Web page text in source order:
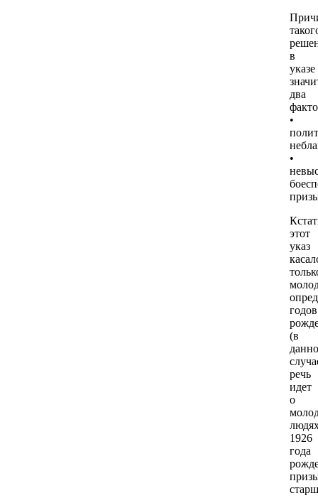
в
указе
два
•
•
этот
указ
годов
(в
речь
идет
о
1926
года